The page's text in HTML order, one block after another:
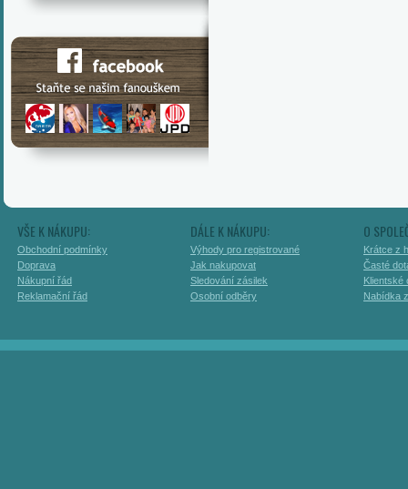
VŠE K NÁKUPU:
Obchodní podmínky
Doprava
Nákupní řád
Reklamační řád
DÁLE K NÁKUPU:
Výhody pro registrované
Jak nakupovat
Sledování zásilek
Osobní odběry
O
Krátce z
Časté
Klientské
Nabídka